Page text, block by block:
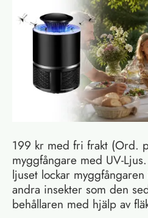
199 kr med fri frakt (Ord.
myggfångare med UV-
ljuset lockar
andra insekter som den
behållaren med hjälp av